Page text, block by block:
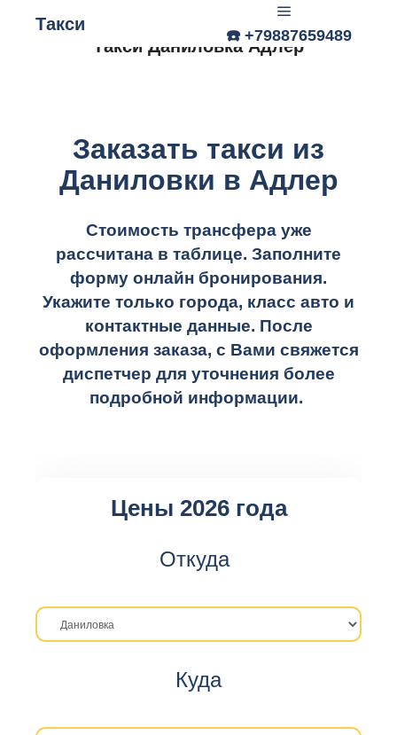
Такси
Главное меню
☎️ +79887659489
Такси Даниловка Адлер
Заказать такси из
Даниловки в Адлер
Стоимость трансфера уже
рассчитана в таблице. Заполните
форму онлайн бронирования.
Укажите только города, класс авто и
контактные данные. После
оформления заказа, с Вами свяжется
диспетчер для уточнения более
подробной информации.
Цены 2026 года
Откуда
Куда